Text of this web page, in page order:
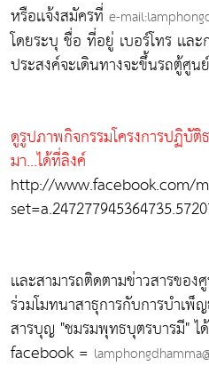
หรือเเจ้งสมัครที่ e-
โดยระบุ ชื่อ ที่อยู่ เบอร์โทร เเล
ประสงค์จะเดินทางจะขึ้นรถตู้ศูน
ดูรูปภาพกิจกรรมโครงการปฏิบัติ
มา...ได้ที่ลิงค์
http://www.facebook.com/
เเละสามารถติดตามข่าวสารขอ
ร่วมโมทนาสาธุการกับการบำเพ็
สารบุญ "ชมรมพุทธบุตรบารมี" ไ
facebook =